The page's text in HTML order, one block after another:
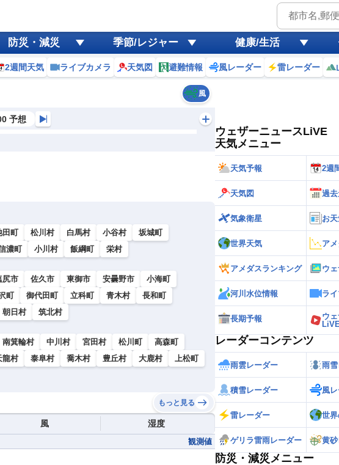
防災・減災 季節/レジャー 健康/生活
2週間天気 ライブカメラ 天気図 避難情報 風レーダー 雷レーダー
風
風
黄砂
天気 台風
予想
田町 松川村 白馬村 小谷村
坂城町
濃町 小川村 飯綱町 栄村
尻市 佐久市 東御市 安曇野市
小海町
町 御代田町 立科町 青木村
長和町
朝日村 筑北村
南箕輪村 中川村 宮田村 松川町
高森町
龍村 泰阜村 喬木村 豊丘村 大鹿村
上松町
もっと見る
風 湿度
観測値
ウェザーニュースLiVE
天気メニュー
天気予報 2週
天気図 過
気象衛星 お
世界天気 ア
アメダスランキング ウ
河川水位情報 ラ
長期予報
ウ
レーダーコンテンツ
雨雲レーダー 雨
積雪レーダー 風
雷レーダー 世
ゲリラ雷雨レーダー 黄
防災・減災メニュー